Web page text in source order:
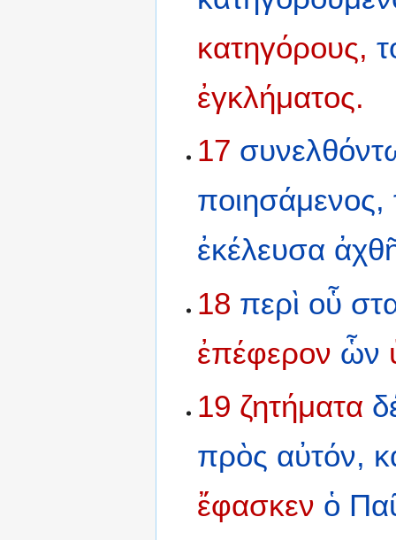
κατηγόρους,
ἐγκλήματος.
17
ποιησάμενος,
ἐκέλευσα
18 περὶ οὗ
ἐπέφερον ὧν
19 ζητήματα
πρὸς αὐτόν,
ἔφασκεν ὁ